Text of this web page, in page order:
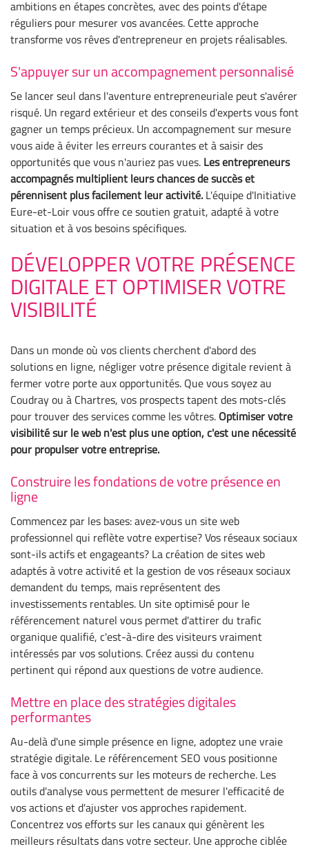
ambitions en étapes concrètes, avec des points d'étape
réguliers pour mesurer vos avancées. Cette approche
transforme vos rêves d'entrepreneur en projets réalisables.
S'appuyer sur un accompagnement personnalisé
Se lancer seul dans l'aventure entrepreneuriale peut s'avérer
risqué. Un regard extérieur et des conseils d'experts vous font
gagner un temps précieux. Un accompagnement sur mesure
vous aide à éviter les erreurs courantes et à saisir des
opportunités que vous n'auriez pas vues. Les entrepreneurs
accompagnés multiplient leurs chances de succès et
pérennisent plus facilement leur activité. L'équipe d'Initiative
Eure-et-Loir vous offre ce soutien gratuit, adapté à votre
situation et à vos besoins spécifiques.
DÉVELOPPER VOTRE PRÉSENCE
DIGITALE ET OPTIMISER VOTRE
VISIBILITÉ
Dans un monde où vos clients cherchent d'abord des
solutions en ligne, négliger votre présence digitale revient à
fermer votre porte aux opportunités. Que vous soyez au
Coudray ou à Chartres, vos prospects tapent des mots-clés
pour trouver des services comme les vôtres. Optimiser votre
visibilité sur le web n'est plus une option, c'est une nécessité
pour propulser votre entreprise.
Construire les fondations de votre présence en
ligne
Commencez par les bases: avez-vous un site web
professionnel qui reflète votre expertise? Vos réseaux sociaux
sont-ils actifs et engageants? La création de sites web
adaptés à votre activité et la gestion de vos réseaux sociaux
demandent du temps, mais représentent des
investissements rentables. Un site optimisé pour le
référencement naturel vous permet d'attirer du trafic
organique qualifié, c'est-à-dire des visiteurs vraiment
intéressés par vos solutions. Créez aussi du contenu
pertinent qui répond aux questions de votre audience.
Mettre en place des stratégies digitales
performantes
Au-delà d'une simple présence en ligne, adoptez une vraie
stratégie digitale. Le référencement SEO vous positionne
face à vos concurrents sur les moteurs de recherche. Les
outils d'analyse vous permettent de mesurer l'efficacité de
vos actions et d'ajuster vos approches rapidement.
Concentrez vos efforts sur les canaux qui génèrent les
meilleurs résultats dans votre secteur. Une approche ciblée